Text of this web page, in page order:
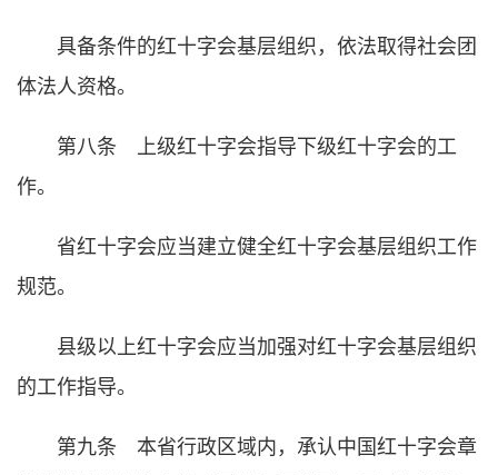
具备条件的红十字会基层组织，依法取得社会团
体法人资格。
第八条 上级红十字会指导下级红十字会的工
作。
省红十字会应当建立健全红十字会基层组织工作
规范。
县级以上红十字会应当加强对红十字会基层组织
的工作指导。
第九条 本省行政区域内，承认中国红十字会章